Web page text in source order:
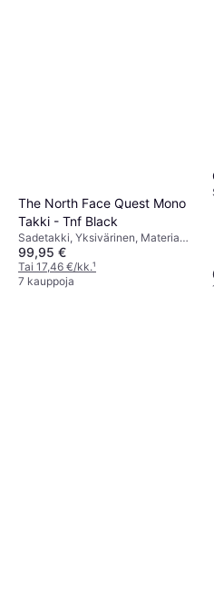
The North Face Quest Mono
Takki - Tnf Black
Sadetakki, Yksivärinen, Materiaali:
Kangas, Polyesteri, Polyamidi,
Synteettinen, Hengittävä, Huppu,
Vedenpitävä, Konepestävä,
99,95 €
Tai 17,46 €/kk.¹
7 kauppoja